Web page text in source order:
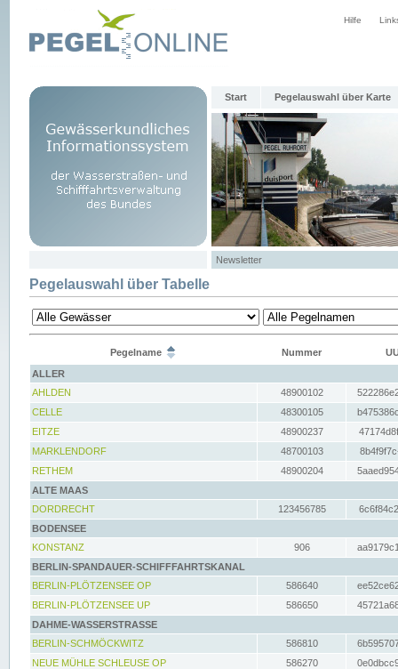
Hilfe
Start Pegelauswahl über Karte
Newsletter
Pegelauswahl über Tabelle
Pegelname Nummer
ALLER
AHLDEN
48900102
CELLE
48300105
EITZE
48900237
MARKLENDORF
48700103
RETHEM
48900204
ALTE MAAS
DORDRECHT
123456785
BODENSEE
KONSTANZ
906
BERLIN-SPANDAUER-SCHIFFFAHRTSKANAL
BERLIN-PLÖTZENSEE OP
586640
BERLIN-PLÖTZENSEE UP
586650
DAHME-WASSERSTRASSE
BERLIN-SCHMÖCKWITZ
586810
NEUE MÜHLE SCHLEUSE OP
586270